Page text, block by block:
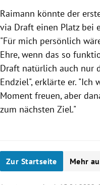
Raimann könnte der
via Draft einen Platz bei
"Für mich persönlich
Ehre, wenn das so
Draft natürlich auch nur
Endziel", erklärte er. "Ich
Moment freuen, aber
zum nächsten Ziel."
Zur Startseite Mehr